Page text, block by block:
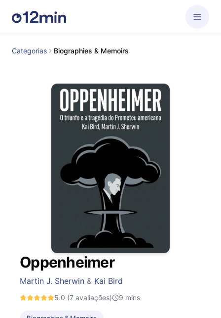
Categorias Biographies & Memoirs
Oppenheimer
Martin J. Sherwin & Kai Bird
5.0 (7 avaliações) 9 mins